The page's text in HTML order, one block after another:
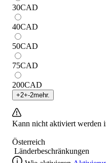
30CAD
40CAD
50CAD
75CAD
200CAD
+2+-2mehr.
Kann nicht aktiviert werden
Österreich
Länderbeschränkungen